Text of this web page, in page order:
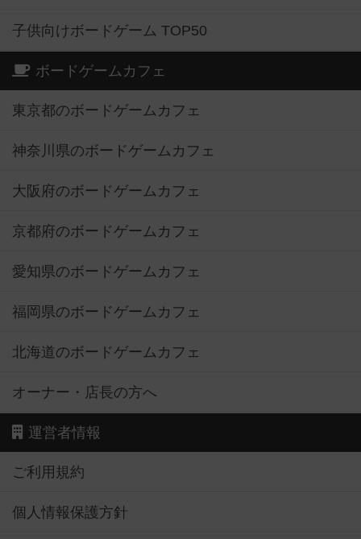
子供向けボードゲーム TOP50
ボードゲームカフェ
東京都のボードゲームカフェ
神奈川県のボードゲームカフェ
大阪府のボードゲームカフェ
京都府のボードゲームカフェ
愛知県のボードゲームカフェ
福岡県のボードゲームカフェ
北海道のボードゲームカフェ
オーナー・店長の方へ
運営者情報
ご利用規約
個人情報保護方針